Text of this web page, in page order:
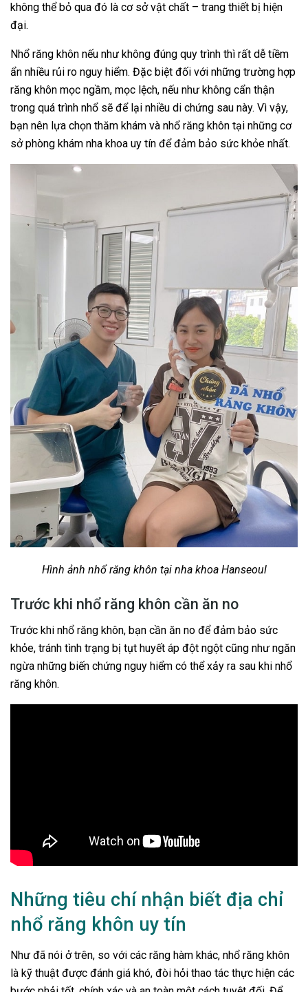
không thể bỏ qua đó là cơ sở vật chất – trang thiết bị hiện
đại.
Nhổ răng khôn nếu như không đúng quy trình thì rất dễ tiềm
ẩn nhiều rủi ro nguy hiểm. Đặc biệt đối với những trường hợp
răng khôn mọc ngầm, mọc lệch, nếu như không cẩn thận
trong quá trình nhổ sẽ để lại nhiều di chứng sau này. Vì vậy,
bạn nên lựa chọn thăm khám và nhổ răng khôn tại những cơ
sở phòng khám nha khoa uy tín để đảm bảo sức khỏe nhất.
Hình ảnh nhổ răng khôn tại nha khoa Hanseoul
Trước khi nhổ răng khôn cần ăn no
Trước khi nhổ răng khôn, bạn cần ăn no để đảm bảo sức
khỏe, tránh tình trạng bị tụt huyết áp đột ngột cũng như ngăn
ngừa những biến chứng nguy hiểm có thể xảy ra sau khi nhổ
răng khôn.
Những tiêu chí nhận biết địa chỉ
nhổ răng khôn uy tín
Như đã nói ở trên, so với các răng hàm khác, nhổ răng khôn
là kỹ thuật được đánh giá khó, đòi hỏi thao tác thực hiện các